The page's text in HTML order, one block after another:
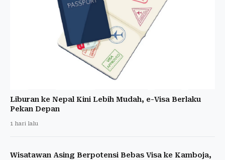
Liburan ke Nepal Kini Lebih Mudah, e-Visa Berlaku
Pekan Depan
1 hari lalu
Wisatawan Asing Berpotensi Bebas Visa ke Kamboja,